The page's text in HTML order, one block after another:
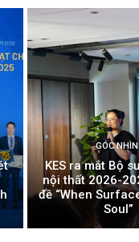
GÓC NHÌN
KES ra mắt Bộ
nội thất 2026-
đề “When
Soul”